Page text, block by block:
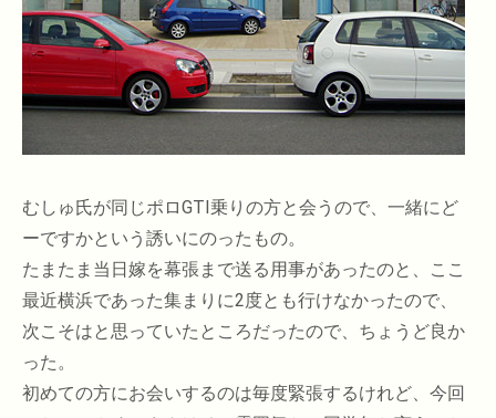
むしゅ氏が同じポロGTI乗りの方と会うので、一緒にど
ーですかという誘いにのったもの。
たまたま当日嫁を幕張まで送る用事があったのと、ここ
最近横浜であった集まりに2度とも行けなかったので、
次こそはと思っていたところだったので、ちょうど良か
った。
初めての方にお会いするのは毎度緊張するけれど、今回